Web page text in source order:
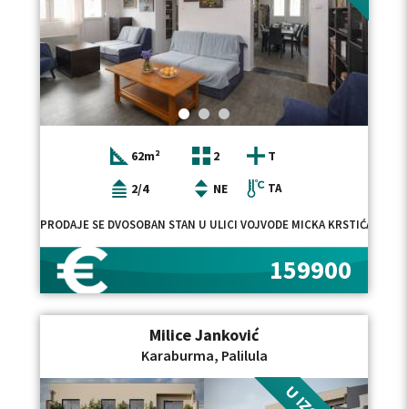
62m² 2
T
2/4
NE TA
PRODAJE SE DVOSOBAN STAN U ULICI VOJVODE MICKA KRSTIĆA.
159900
Milice Janković
Karaburma, Palilula